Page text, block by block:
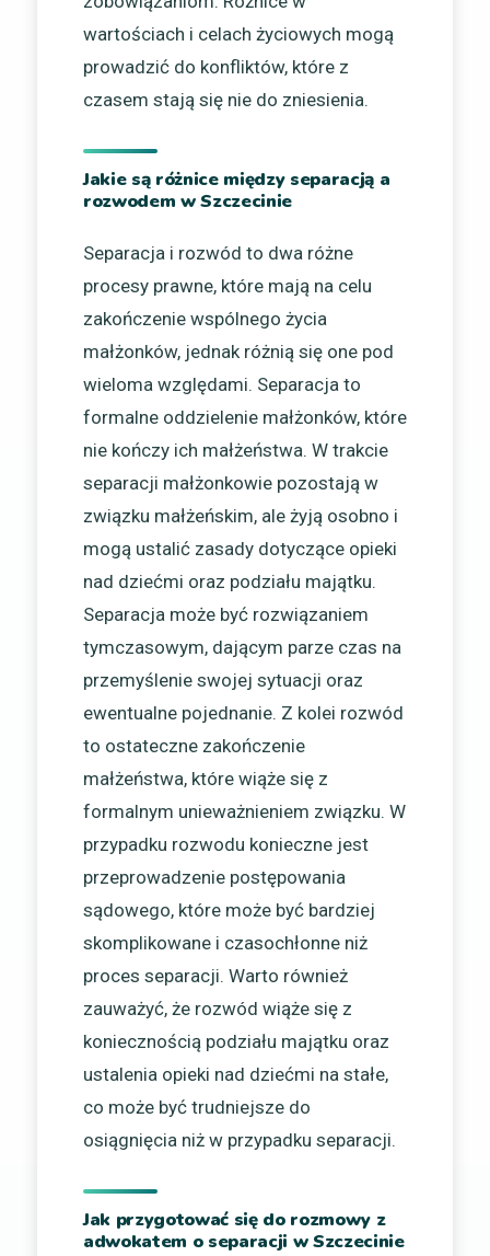
wartościach i celach życiowych mogą
prowadzić do konfliktów, które z
czasem stają się nie do zniesienia.
Jakie są różnice między separacją a
rozwodem w Szczecinie
Separacja i rozwód to dwa różne
procesy prawne, które mają na celu
zakończenie wspólnego życia
małżonków, jednak różnią się one pod
wieloma względami. Separacja to
formalne oddzielenie małżonków, które
nie kończy ich małżeństwa. W trakcie
separacji małżonkowie pozostają w
związku małżeńskim, ale żyją osobno i
mogą ustalić zasady dotyczące opieki
nad dziećmi oraz podziału majątku.
Separacja może być rozwiązaniem
tymczasowym, dającym parze czas na
przemyślenie swojej sytuacji oraz
ewentualne pojednanie. Z kolei rozwód
to ostateczne zakończenie
małżeństwa, które wiąże się z
formalnym unieważnieniem związku. W
przypadku rozwodu konieczne jest
przeprowadzenie postępowania
sądowego, które może być bardziej
skomplikowane i czasochłonne niż
proces separacji. Warto również
zauważyć, że rozwód wiąże się z
koniecznością podziału majątku oraz
ustalenia opieki nad dziećmi na stałe,
co może być trudniejsze do
osiągnięcia niż w przypadku separacji.
Jak przygotować się do rozmowy z
adwokatem o separacji w Szczecinie